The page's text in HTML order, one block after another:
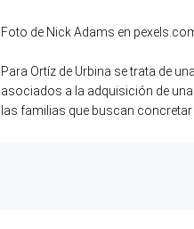
Foto de Nick Adams en
Para Ortíz de Urbina se trata de
asociados a la adquisición de
las familias que buscan